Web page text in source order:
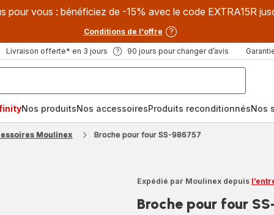
pour vous : bénéficiez de -15% avec le code EXTRA15R
Conditions de l'offre
Livraison offerte* en 3 jours 90 jours pour changer d’avis
Nos produitsNos accessoiresProduits reconditionnésNos
Moulinex Broche pour four SS-986757
Expédié par Moulinex depuis
Broche pour four